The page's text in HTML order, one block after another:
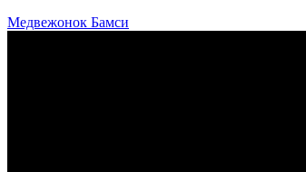
Медвежонок Бамси